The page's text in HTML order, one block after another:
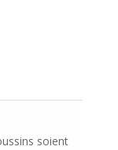
soient